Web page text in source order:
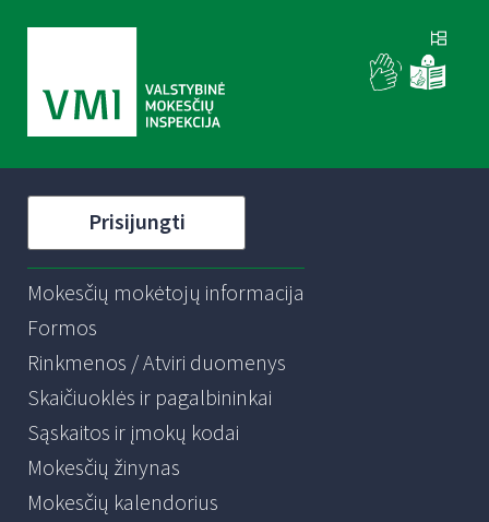
Prisijungti
Mokesčių mokėtojų informacija
Formos
Rinkmenos / Atviri duomenys
Skaičiuoklės ir pagalbininkai
Sąskaitos ir įmokų kodai
Mokesčių žinynas
Mokesčių kalendorius